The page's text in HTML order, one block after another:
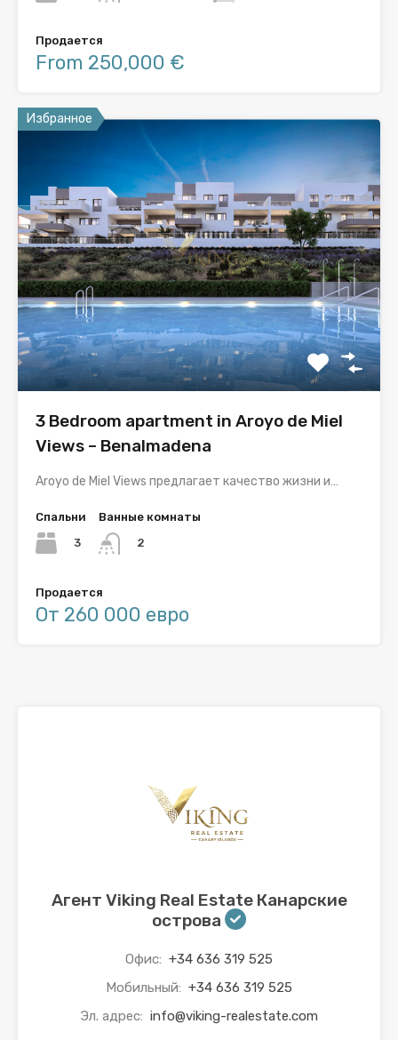
Продается
From 250,000 €
Избранное
3 Bedroom apartment in Aroyo de Miel
Views – Benalmadena
Aroyo de Miel Views предлагает качество жизни и…
Спальни
3
Ванные комнаты
2
Продается
От 260 000 евро
Агент Viking Real Estate Канарские
острова
Офис: +34 636 319 525
Мобильный: +34 636 319 525
Эл. адрес: info@viking-realestate.com